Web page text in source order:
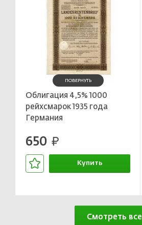
ПОВЕРНУТЬ
Облигация 4,5% 1000
рейхсмарок 1935 года
Германия
650 руб.
Купить
Смотреть все